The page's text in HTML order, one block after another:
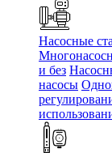
Насосные
и без
насосы